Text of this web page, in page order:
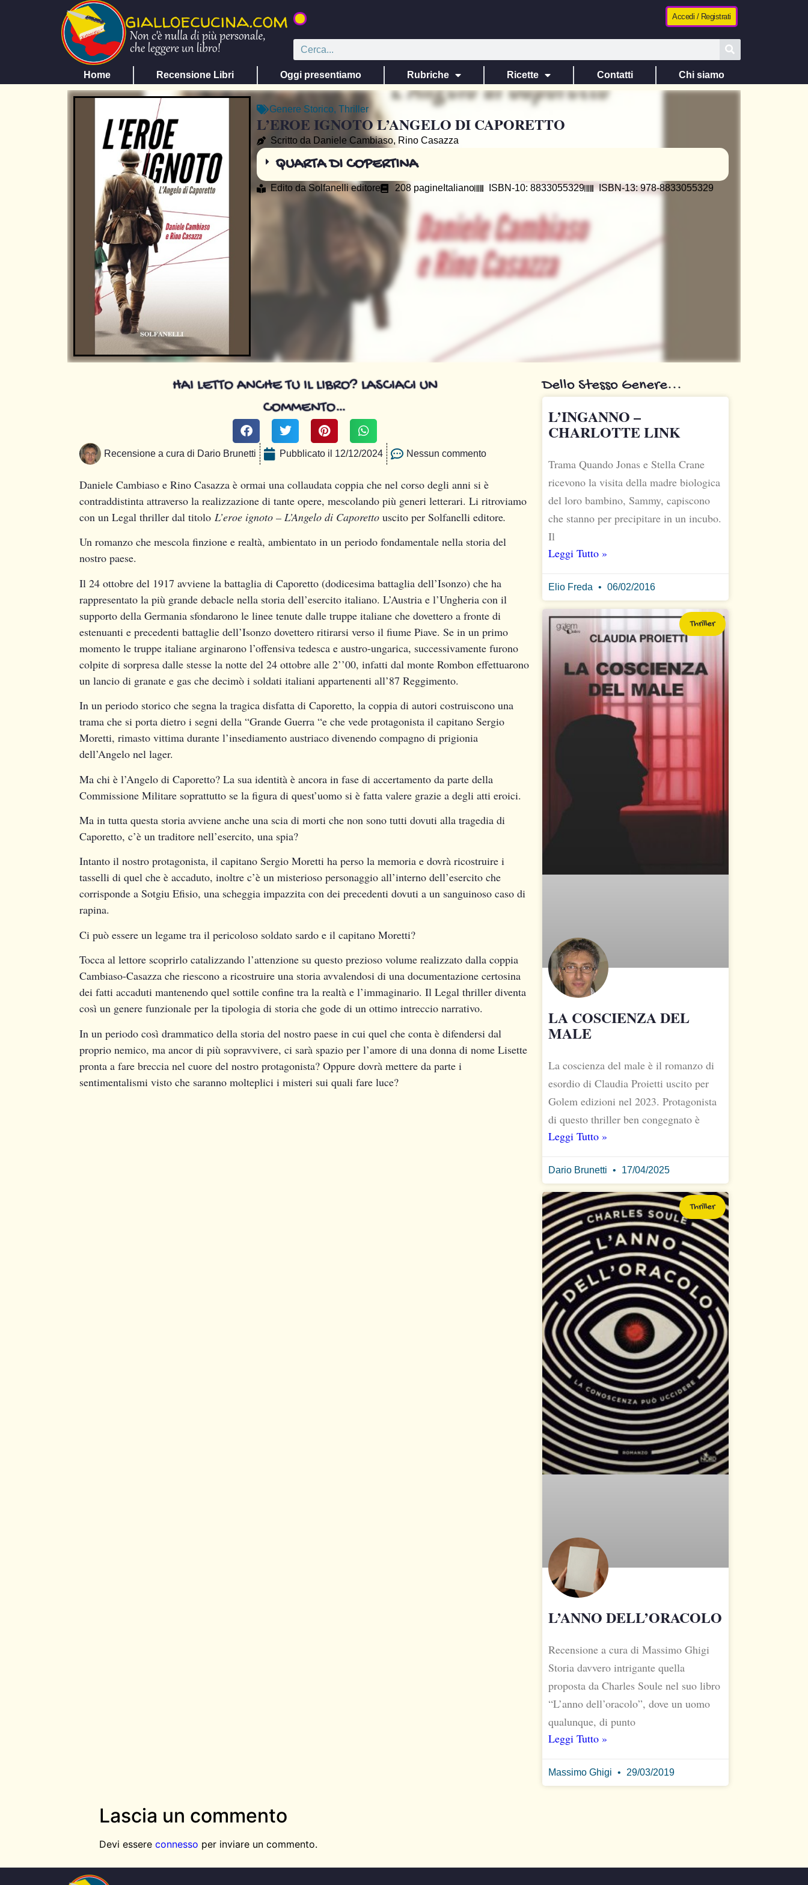
Accedi / Registrati
Home Recensione Libri Oggi presentiamo Rubriche Ricette Contatti Chi siamo
Genere Storico, Thriller
L’EROE IGNOTO L’ANGELO DI CAPORETTO
Scritto da Daniele Cambiaso, Rino Casazza
QUARTA DI COPERTINA
Edito daSolfanelli editore 208 pagine Italiano ISBN-10: 8833055329 ISBN-13: 978-8833055329
HAI LETTO ANCHE TU IL LIBRO? LASCIACI UN
COMMENTO…
Recensione a cura di Dario Brunetti Pubblicato il 12/12/2024 Nessun commento
Daniele Cambiaso e Rino Casazza è ormai una collaudata coppia che nel corso degli anni si è
contraddistinta attraverso la realizzazione di tante opere, mescolando più generi letterari. Li ritroviamo
con un Legal thriller dal titolo L’eroe ignoto – L’Angelo di Caporetto uscito per Solfanelli editore.
Un romanzo che mescola finzione e realtà, ambientato in un periodo fondamentale nella storia del
nostro paese.
Il 24 ottobre del 1917 avviene la battaglia di Caporetto (dodicesima battaglia dell’Isonzo) che ha
rappresentato la più grande debacle nella storia dell’esercito italiano. L’Austria e l’Ungheria con il
supporto della Germania sfondarono le linee tenute dalle truppe italiane che dovettero a fronte di
estenuanti e precedenti battaglie dell’Isonzo dovettero ritirarsi verso il fiume Piave. Se in un primo
momento le truppe italiane arginarono l’offensiva tedesca e austro-ungarica, successivamente furono
colpite di sorpresa dalle stesse la notte del 24 ottobre alle 2’’00, infatti dal monte Rombon effettuarono
un lancio di granate e gas che decimò i soldati italiani appartenenti all’87 Reggimento.
In un periodo storico che segna la tragica disfatta di Caporetto, la coppia di autori costruiscono una
trama che si porta dietro i segni della “Grande Guerra “e che vede protagonista il capitano Sergio
Moretti, rimasto vittima durante l’insediamento austriaco divenendo compagno di prigionia
dell’Angelo nel lager.
Ma chi è l’Angelo di Caporetto? La sua identità è ancora in fase di accertamento da parte della
Commissione Militare soprattutto se la figura di quest’uomo si è fatta valere grazie a degli atti eroici.
Ma in tutta questa storia avviene anche una scia di morti che non sono tutti dovuti alla tragedia di
Caporetto, c’è un traditore nell’esercito, una spia?
Intanto il nostro protagonista, il capitano Sergio Moretti ha perso la memoria e dovrà ricostruire i
tasselli di quel che è accaduto, inoltre c’è un misterioso personaggio all’interno dell’esercito che
corrisponde a Sotgiu Efisio, una scheggia impazzita con dei precedenti dovuti a un sanguinoso caso di
rapina.
Ci può essere un legame tra il pericoloso soldato sardo e il capitano Moretti?
Tocca al lettore scoprirlo catalizzando l’attenzione su questo prezioso volume realizzato dalla coppia
Cambiaso-Casazza che riescono a ricostruire una storia avvalendosi di una documentazione certosina
dei fatti accaduti mantenendo quel sottile confine tra la realtà e l’immaginario. Il Legal thriller diventa
così un genere funzionale per la tipologia di storia che gode di un ottimo intreccio narrativo.
In un periodo così drammatico della storia del nostro paese in cui quel che conta è difendersi dal
proprio nemico, ma ancor di più sopravvivere, ci sarà spazio per l’amore di una donna di nome Lisette
pronta a fare breccia nel cuore del nostro protagonista? Oppure dovrà mettere da parte i
sentimentalismi visto che saranno molteplici i misteri sui quali fare luce?
Dello Stesso Genere...
L’INGANNO –
CHARLOTTE LINK
Trama Quando Jonas e Stella Crane
ricevono la visita della madre biologica
del loro bambino, Sammy, capiscono
che stanno per precipitare in un incubo.
Il
Leggi Tutto »
Elio Freda 06/02/2016
Thriller
LA COSCIENZA DEL
MALE
La coscienza del male è il romanzo di
esordio di Claudia Proietti uscito per
Golem edizioni nel 2023. Protagonista
di questo thriller ben congegnato è
Leggi Tutto »
Dario Brunetti 17/04/2025
Thriller
L’ANNO DELL’ORACOLO
Recensione a cura di Massimo Ghigi
Storia davvero intrigante quella
proposta da Charles Soule nel suo libro
“L’anno dell’oracolo”, dove un uomo
qualunque, di punto
Leggi Tutto »
Massimo Ghigi 29/03/2019
Lascia un commento
Devi essere connesso per inviare un commento.